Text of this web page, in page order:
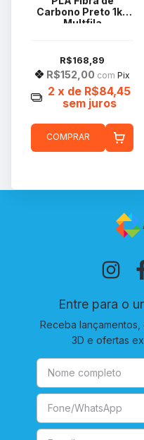
Carbono Preto 1kg
Multfila
R$168,89
R$152,00 com Pix
2 x de R$84,45
sem juros
COMPRAR
Entre para o
Receba
3D e ofertas